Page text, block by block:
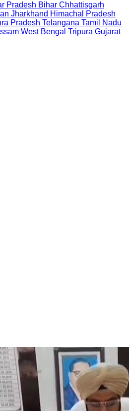
Pradesh Bihar Chhattisgarh
Jharkhand Himachal Pradesh
Pradesh Telangana Tamil Nadu
West Bengal Tripura Gujarat